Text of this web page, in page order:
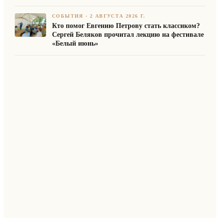
СОБЫТИЯ ·2 АВГУСТА 2026 Г.
Кто помог Евгению Петрову стать классиком?
Сергей Беляков прочитал лекцию на фестивале
«Белый июнь»